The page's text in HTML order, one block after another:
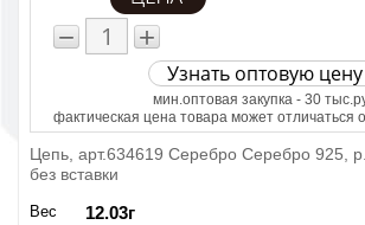
− +
Узнать оптовую цену
мин.оптовая закупка - 30
фактическая цена товара может отличаться
Цепь, арт.634619 Серебро Серебро 925,
без вставки
Вес 12.03г